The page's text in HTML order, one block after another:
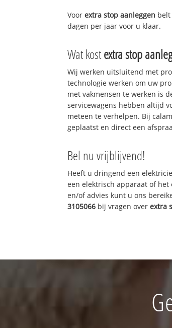
Voorextra stop aanleggen
dagen per jaar voor u klaar.
Wat kostextra stop
Wij werken uitsluitend met
technologie werken om uw
met vakmensen te werken is
servicewagens hebben altijd
meteen te verhelpen. Bij
geplaatst en direct een
Bel nu vrijblijvend!
Heeft u dringend een
een elektrisch apparaat of het
en/of advies kunt u ons
3105066 bij vragen overextra